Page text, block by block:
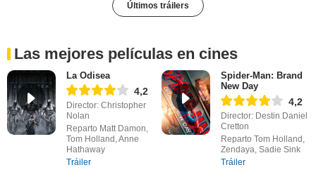
Últimos tráilers
Las mejores películas en cines
La Odisea
4,2
Director: Christopher
Nolan
Reparto Matt Damon,
Tom Holland, Anne
Hathaway
Tráiler
Spider-Man: Brand
New Day
4,2
Director: Destin Daniel
Cretton
Reparto Tom Holland,
Zendaya, Sadie Sink
Tráiler